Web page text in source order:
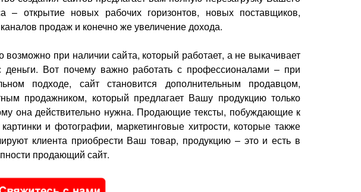
– открытие новых рабочих горизонтов, новых поставщиков,
продаж и конечно же увеличение дохода.
возможно при наличии сайта, который работает, а не выкачивает
Вот почему важно работать с профессионалами – при
подходе, сайт становится дополнительным продавцом,
продажником, который предлагает Вашу продукцию только
она действительно нужна. Продающие тексты, побуждающие к
картинки и фотографии, маркетинговые хитрости, которые также
клиента приобрести Ваш товар, продукцию – это и есть в
продающий сайт.